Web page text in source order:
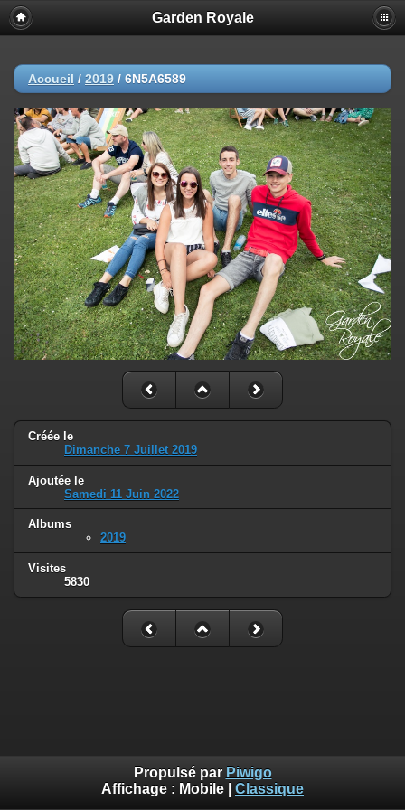
Garden Royale
Accueil / 2019 / 6N5A6589
Créée le
Dimanche 7 Juillet 2019
Ajoutée le
Samedi 11 Juin 2022
Albums
2019
Visites
5830
Propulsé par Piwigo
Affichage : Mobile Classique